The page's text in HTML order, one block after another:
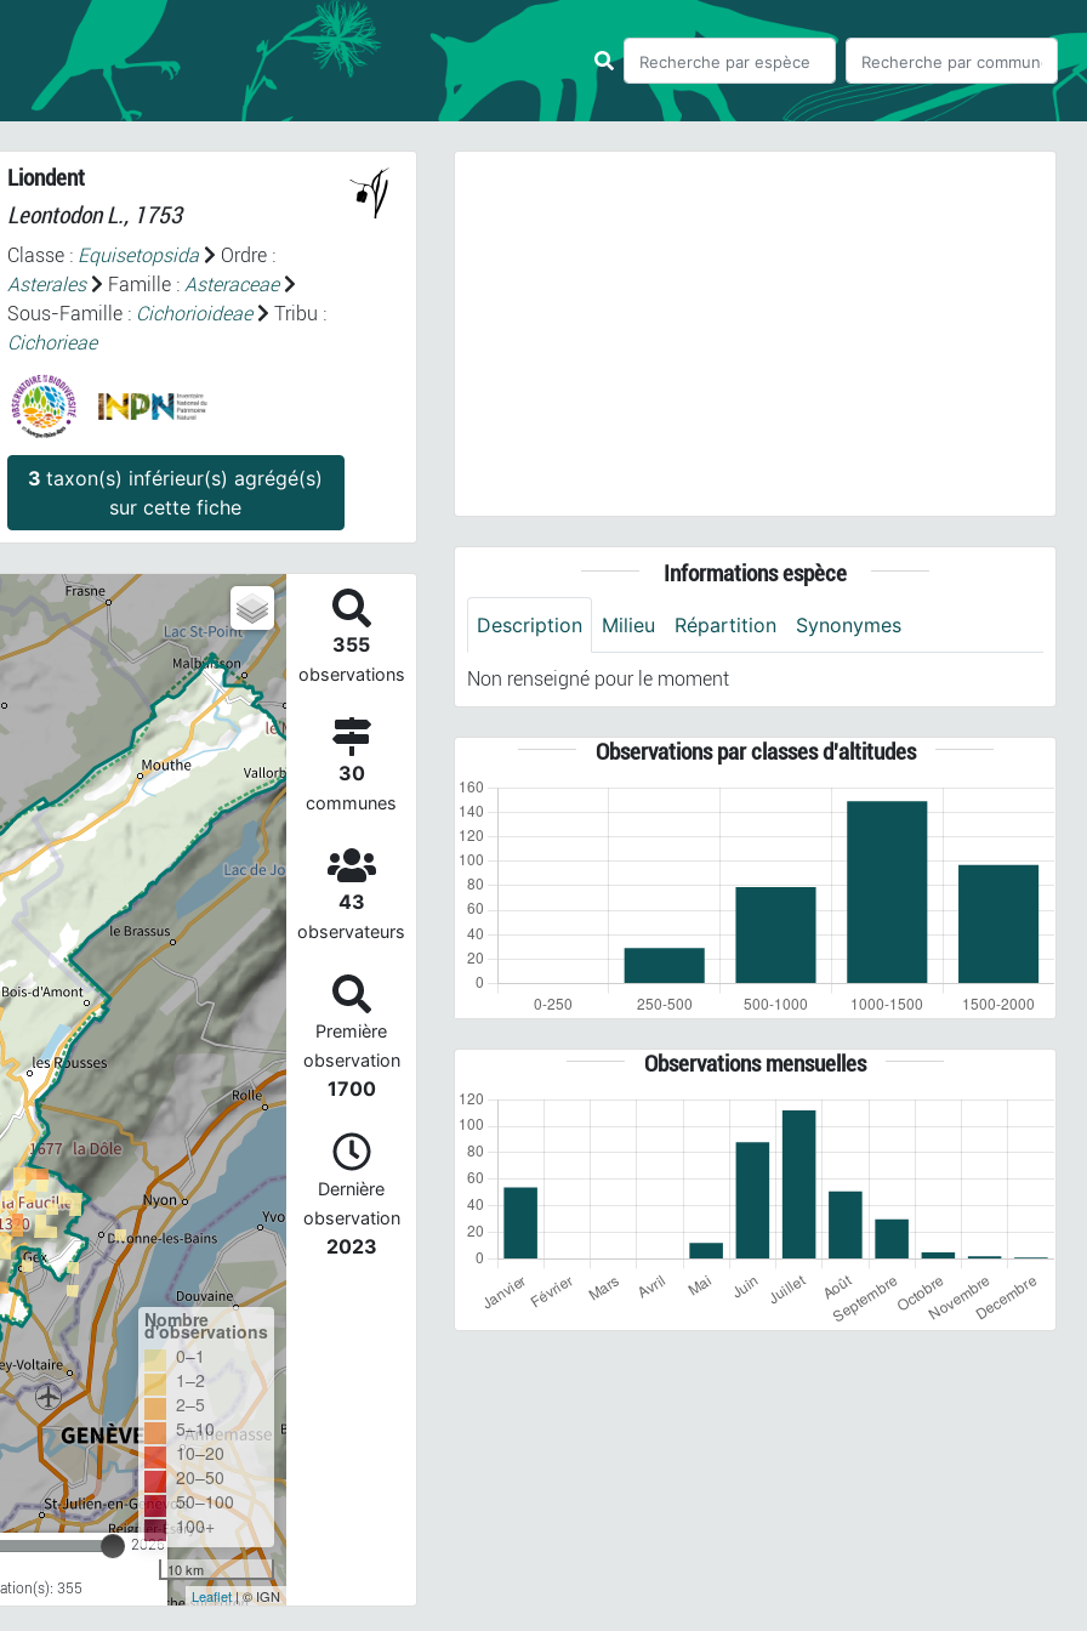
Liondent
LeontodonL., 1753
Classe : Equisetopsida
Ordre :
Asterales
Famille : Asteraceae
Sous-Famille : Cichorioideae
Tribu :
Cichorieae
3taxon(s) inférieur(s) agrégé(s)
sur cette fiche
2026
355
Nombre
d'observations
0–1
1–2
2–5
5–10
10–20
20–50
50–100
100+
10 km
Leaflet| © IGN
355
observations
30
communes
43
observateurs
Première
observation
1700
Dernière
observation
2023
Informations espèce
Description Milieu Répartition Synonymes
Non renseigné pour le moment
Observations par classes d'altitudes
Observations mensuelles